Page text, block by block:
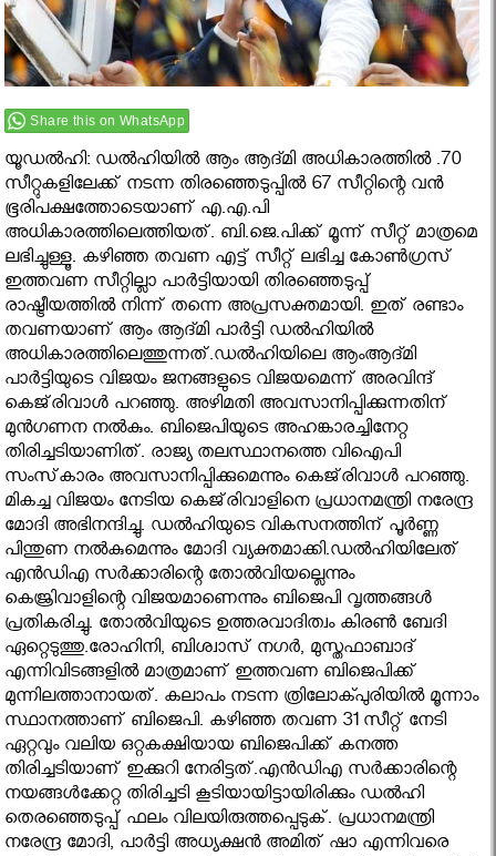
Share this on WhatsApp
യൂഡല്‍ഹി: ഡല്‍ഹിയില്‍ ആം ആദ്മി അധികാരത്തിൽ .70
സീറ്റുകളിലേക്ക് നടന്ന തിരഞ്ഞെടുപ്പിൽ 67 സീറ്റിന്റെ വൻ
ഭൂരിപക്ഷത്തോടെയാണ് എ.എ.പി
അധികാരത്തിലെത്തിയത്. ബി.ജെ.പിക്ക് മൂന്ന് സീറ്റ് മാത്രമെ
ലഭിച്ചുള്ളൂ. കഴിഞ്ഞ തവണ എട്ട് സീറ്റ് ലഭിച്ച കോൺഗ്രസ്
ഇത്തവണ സീറ്റില്ലാ പാർട്ടിയായി തിരഞ്ഞെടുപ്പ്
രാഷ്ട്രീയത്തിൽ നിന്ന് തന്നെ അപ്രസക്തമായി. ഇത് രണ്ടാം
തവണയാണ് ആം ആദ്മി പാർട്ടി ഡൽഹിയിൽ
അധികാരത്തിലെത്തുന്നത്.ഡല്‍ഹിയിലെ ആംആദ്മി
പാര്‍ട്ടിയുടെ വിജയം ജനങ്ങളുടെ വിജയമെന്ന് അരവിന്ദ്
കെജ്‌രിവാള്‍ പറഞ്ഞു. അഴിമതി അവസാനിപ്പിക്കുന്നതിന്
മുന്‍ഗണന നല്‍കും. ബിജെപിയുടെ അഹങ്കാരച്ചിനേറ്റ
തിരിച്ചടിയാണിത്. രാജ്യ തലസ്ഥാനത്തെ വിഐപി
സംസ്‌കാരം അവസാനിപ്പിക്കുമെന്നും കെജ്‌രിവാള്‍ പറഞ്ഞു.
മികച്ച വിജയം നേടിയ കെജ്‌രിവാളിനെ പ്രധാനമന്ത്രി നരേന്ദ്ര
മോദി അഭിനന്ദിച്ചു. ഡല്‍ഹിയുടെ വികസനത്തിന് പൂര്‍ണ്ണ
പിന്തുണ നല്‍കുമെന്നും മോദി വ്യക്തമാക്കി.ഡല്‍ഹിയിലേത്
എന്‍ഡിഎ സര്‍ക്കാരിന്റെ തോല്‍വിയല്ലെന്നും
കെജ്രിവാളിന്റെ വിജയമാണെന്നും ബിജെപി വൃത്തങ്ങള്‍
പ്രതികരിച്ചു. തോല്‍വിയുടെ ഉത്തരവാദിത്വം കിരണ്‍ ബേദി
ഏറ്റെടുത്തു.രോഹിനി, ബിശ്വാസ് നഗര്‍, മുസ്തഫാബാദ്
എന്നിവിടങ്ങളില്‍ മാത്രമാണ് ഇത്തവണ ബിജെപിക്ക്
മുന്നിലത്താനായത്. കലാപം നടന്ന ത്രിലോക്പുരിയില്‍ മൂന്നാം
സ്ഥാനത്താണ് ബിജെപി. കഴിഞ്ഞ തവണ 31 സീറ്റ് നേടി
ഏറ്റവും വലിയ ഒറ്റകക്ഷിയായ ബിജെപിക്ക് കനത്ത
തിരിച്ചടിയാണ് ഇക്കുറി നേരിട്ടത്.എന്‍ഡിഎ സര്‍ക്കാരിന്റെ
നയങ്ങള്‍ക്കേറ്റ തിരിച്ചടി കൂടിയായിട്ടായിരിക്കും ഡല്‍ഹി
തെരഞ്ഞെടുപ്പ് ഫലം വിലയിരുത്തപ്പെടുക്. പ്രധാനമന്ത്രി
നരേന്ദ്ര മോദി, പാര്‍ട്ടി അധ്യക്ഷന്‍ അമിത് ഷാ എന്നിവരെ